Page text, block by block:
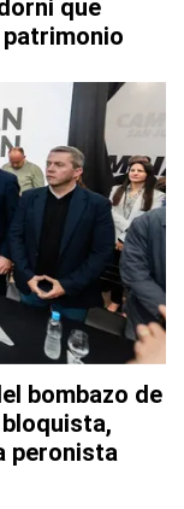
que
bombazo de
peronista